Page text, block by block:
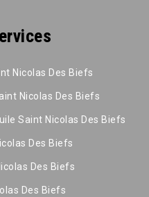
Nicolas Des Biefs
Nicolas Des Biefs
Saint Nicolas Des Biefs
Des Biefs
Des Biefs
Des Biefs